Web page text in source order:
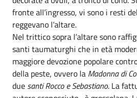
fronte all’ingresso, vi sono i resti
reggevano l’altare.
Nel trittico sopra l’altare sono
santi taumaturghi che in età
maggiore devozione popolare
della peste, ovvero la Madonna di
due santi Rocco e Sebastiano. La